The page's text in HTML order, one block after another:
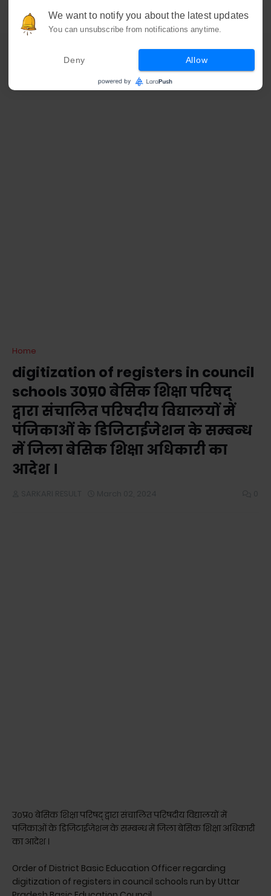
Home
digitization of registers in council
schools उ०प्र० बेसिक शिक्षा परिषद्
द्वारा संचालित परिषदीय विद्यालयों में
पंजिकाओं के डिजिटाईजेशन के सम्बन्ध
में जिला बेसिक शिक्षा अधिकारी का
आदेश ।
उ०प्र० बेसिक शिक्षा परिषद् द्वारा संचालित परिषदीय विद्यालयों में
पंजिकाओं के डिजिटाईजेशन के सम्बन्ध में जिला बेसिक शिक्षा अधिकारी
का आदेश ।
Order of District Basic Education Officer regarding
digitization of registers in council schools run by Uttar
We want to notify you about the latest updates
You can unsubscribe from notifications anytime.
Deny Allow